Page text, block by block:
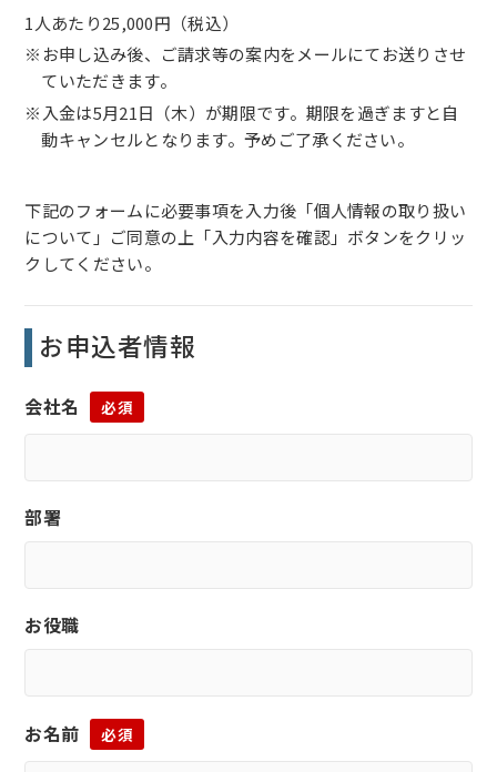
1人あたり25,000円（税込）
※お申し込み後、ご請求等の案内をメールにてお送りさせ
ていただきます。
※入金は5月21日（木）が期限です。期限を過ぎますと自
動キャンセルとなります。予めご了承ください。
下記のフォームに必要事項を入力後「個人情報の取り扱い
について」ご同意の上「入力内容を確認」ボタンをクリッ
クしてください。
お申込者情報
会社名 必須
部署
お役職
お名前 必須